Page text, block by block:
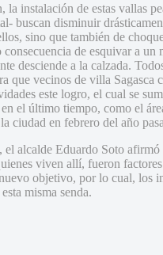
la instalación de estas vallas
buscan disminuir
sino que también de
consecuencia de esquivar a un
desciende a la calzada.
que vecinos de villa Sagasca
este logro, el cual se
el último tiempo, como el
ciudad en febrero del año
el alcalde Eduardo Soto
viven allí, fueron
objetivo, por lo cual, los
misma senda.